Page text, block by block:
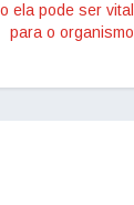
ela pode ser vital
para o organismo